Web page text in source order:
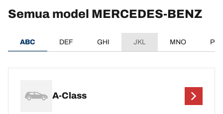
Semua model MERCEDES-BENZ
ABC DEF GHI JKL MNO
A-Class